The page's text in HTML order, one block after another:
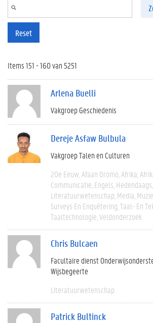
Reset
Items 151 - 160 van 5251
Arlena Buelli
Vakgroep Geschiedenis
Dereje Asfaw Bulbula
Vakgroep Talen en Culturen
20e Eeuw Afaan Oromo Afrika
Communicatie Engels Hedendaags
Literatuurwetenschap Media
Surveys En Enquêtering Taal- En
Taaltechnologie Veldonderzoek
Chris Bulcaen
Facultaire dienst
Wijsbegeerte
Literatuurwetenschap
Patrick Bultinck